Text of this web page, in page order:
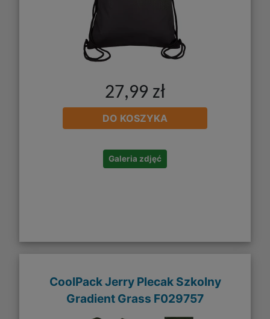
27,99 zł
DO KOSZYKA
Galeria zdjęć
CoolPack Jerry Plecak Szkolny
Gradient Grass F029757